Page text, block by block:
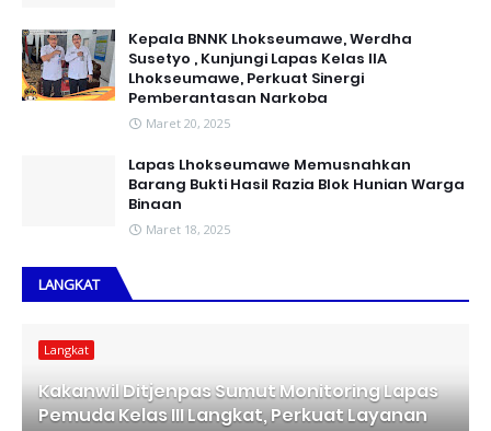
Kepala BNNK Lhokseumawe, Werdha
Susetyo , Kunjungi Lapas Kelas IIA
Lhokseumawe, Perkuat Sinergi
Pemberantasan Narkoba
Maret 20, 2025
Lapas Lhokseumawe Memusnahkan
Barang Bukti Hasil Razia Blok Hunian Warga
Binaan
Maret 18, 2025
LANGKAT
Langkat
Kakanwil Ditjenpas Sumut Monitoring Lapas
Pemuda Kelas III Langkat, Perkuat Layanan